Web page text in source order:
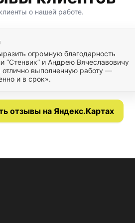
о нашей работе.
огромную благодарность
“Стенвик” и Андрею Вячеславовичу
отлично выполненную работу —
и в срок».
отзывы на Яндекс.Картах